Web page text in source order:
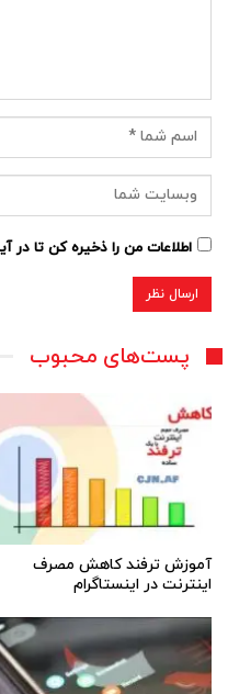
اطلاعات من را ذخیره کن تا در
پست‌های محبوب
آموزش ترفند کاهش مصرف
اینترنت در اینستاگرام